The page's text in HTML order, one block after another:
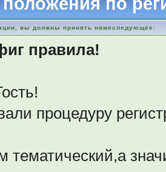
вы должны принять нижеследующее:
правила!
процедуру
тематический,а